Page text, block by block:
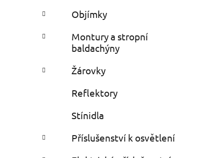
n
l
Objímky
Montury a stropní
baldachýny
Žárovky
Reflektory
Stínidla
Příslušenství k osvětlení